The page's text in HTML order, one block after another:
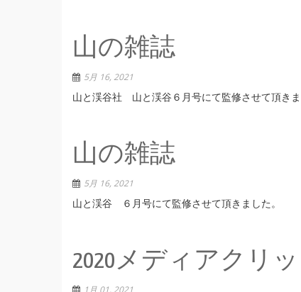
山の雑誌
5月 16, 2021
山と渓谷社 山と渓谷６月号にて監修させて頂きま
山の雑誌
5月 16, 2021
山と渓谷 ６月号にて監修させて頂きました。
2020メディアクリ
1月 01, 2021